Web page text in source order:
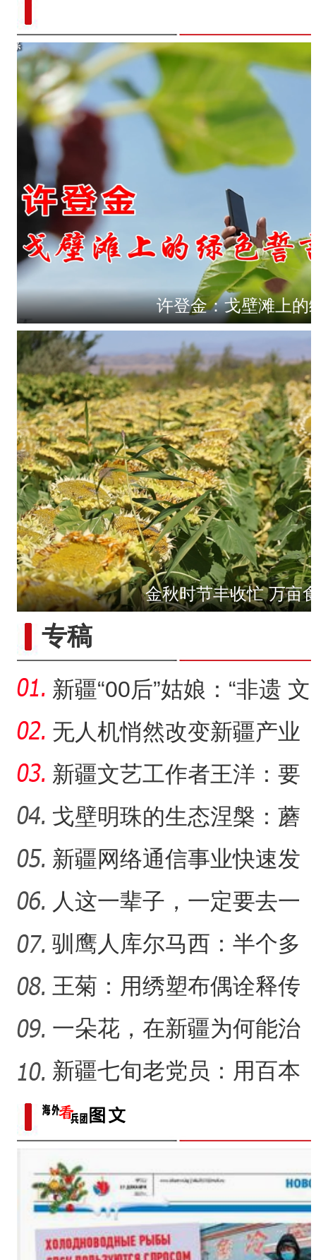
许登金：戈壁滩上的
【与你为邻】俄罗斯教授：
【与你为邻】西班牙机械师
【与你为邻】海比夫：用六
金秋时节丰收忙 万亩
8国华裔青少年在新疆参与“
探访新疆和田玉博物馆 感受
专稿
新疆“00后”姑娘：“非遗 文
创”让传统文化“潮”
无人机悄然改变新疆产业
生产方式
新疆文艺工作者王洋：要
把美好的家乡唱给更多人
听
戈壁明珠的生态涅槃：蘑
菇湖水库的生态戍边战
新疆网络通信事业快速发
展 拉近世界与新疆距离
人这一辈子，一定要去一
趟新星市！
驯鹰人库尔马西：半个多
世纪的传统文化守望
王菊：用绣塑布偶诠释传
统符号与技艺
一朵花，在新疆为何能治
沙又致富？
新疆七旬老党员：用百本
日记记录村子半个多世纪
变